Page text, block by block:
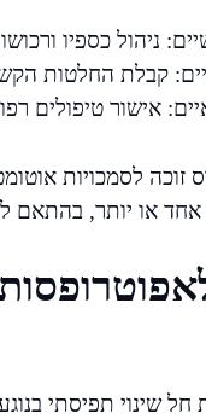
ניהול כספיו
קבלת החלטות
אישור טיפולים
זוכה לסמכויות
אחד או יותר, בהתאם
חל שינוי תפיסתי